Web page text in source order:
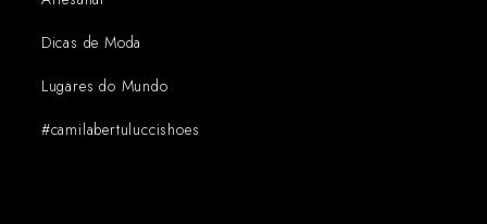
Dicas de Moda
Lugares do Mundo
#camilabertuluccishoes